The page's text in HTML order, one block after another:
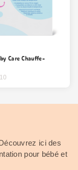
Care Chauffe-
10
ici des
pour bébé et